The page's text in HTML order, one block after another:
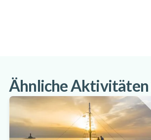
Ähnliche Aktivitäten